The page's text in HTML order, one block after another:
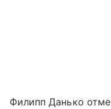
Филипп Данько